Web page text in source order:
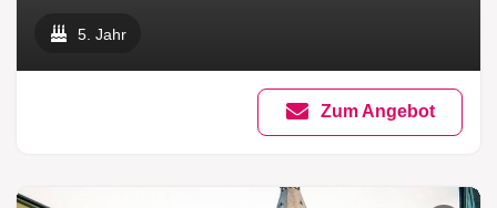
5. Jahr
Zum Angebot